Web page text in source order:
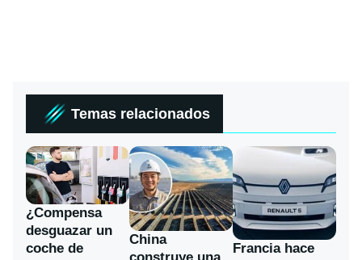
Temas relacionados
¿Compensa
desguazar un
coche de
China
Francia hace